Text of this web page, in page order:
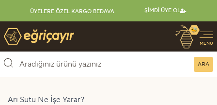
ÜYELERE ÖZEL KARGO BEDAVA ŞIMDI ÜYE OL
Eğriçayır Organik Arı Ürünleri 🐝
MENÜ
ARA
Arı Sütü Ne İşe Yarar?